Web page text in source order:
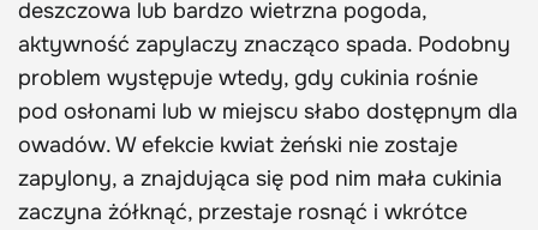
deszczowa lub bardzo wietrzna pogoda,
aktywność zapylaczy znacząco spada. Podobny
problem występuje wtedy, gdy cukinia rośnie
pod osłonami lub w miejscu słabo dostępnym dla
owadów. W efekcie kwiat żeński nie zostaje
zapylony, a znajdująca się pod nim mała cukinia
zaczyna żółknąć, przestaje rosnąć i wkrótce